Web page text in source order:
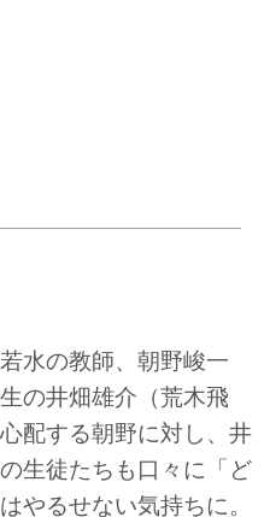
水の教師、朝野峻一
の井畑雄介（荒木飛
配する朝野に対し、井
生徒たちも口々に「ど
やるせない気持ちに。